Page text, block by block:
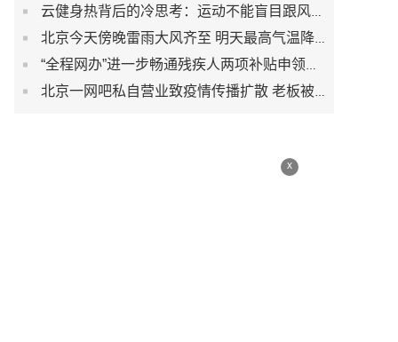
云健身热背后的冷思考：运动不能盲目跟风而是生活习惯
北京今天傍晚雷雨大风齐至 明天最高气温降至30℃以下
“全程网办”进一步畅通残疾人两项补贴申领渠道
北京一网吧私自营业致疫情传播扩散 老板被刑事立案调查
x